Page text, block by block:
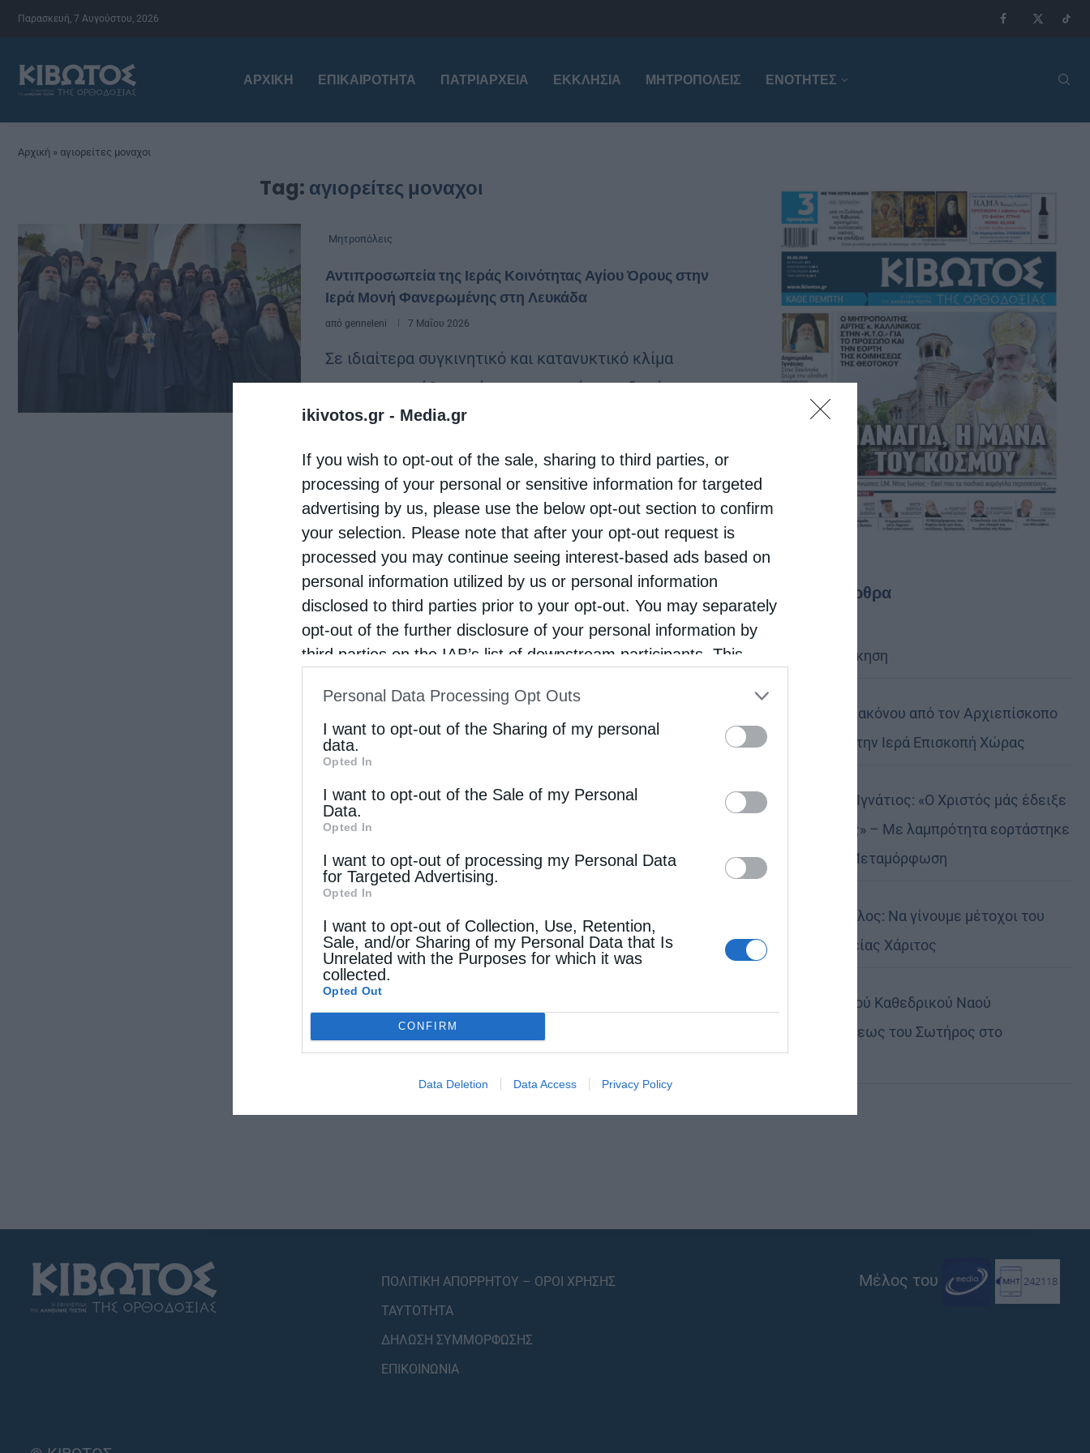
ikivotos.gr - Media.gr
If you wish to opt-out of the sale, sharing to third parties, or
processing of your personal or sensitive information for targeted
advertising by us, please use the below opt-out section to confirm
your selection. Please note that after your opt-out request is
processed you may continue seeing interest-based ads based on
personal information utilized by us or personal information
disclosed to third parties prior to your opt-out. You may separately
opt-out of the further disclosure of your personal information by
third parties on the IAB’s list of downstream participants. This
IAB’s List of Downstream Participantsthat may further disclose it to
other third parties.
Personal Data Processing Opt Outs
I want to opt-out of the Sharing of my personal
data.
Opted In
I want to opt-out of the Sale of my Personal
Data.
Opted In
I want to opt-out of processing my Personal Data
for Targeted Advertising.
Opted In
I want to opt-out of Collection, Use, Retention,
Sale, and/or Sharing of my Personal Data that Is
Unrelated with the Purposes for which it was
collected.
Opted Out
CONFIRM
Data Deletion Data Access Privacy Policy
Παρασκευή, 7 Αυγούστου, 2026
ΑΡΧΙΚΉ ΕΠΙΚΑΙΡΌΤΗΤΑ ΠΑΤΡΙΑΡΧΕΊΑ ΕΚΚΛΗΣΊΑ ΜΗΤΡΟΠΌΛΕΙΣ ΕΝΟΤΗΤΕΣ
Αρχική » αγιορείτες μοναχοι
Tag: αγιορείτες μοναχοι
Μητροπόλεις
Αντιπροσωπεία της Ιεράς Κοινότητας Αγίου Όρους στην
Ιερά Μονή Φανερωμένης στη Λευκάδα
από genneleni 7 Μαΐου 2026
Σε ιδιαίτερα συγκινητικό και κατανυκτικό κλίμα
πραγματοποιήθηκε σήμερα το πρωί η υποδοχή της
αντιπροσωπείας της Ιερά Κοινότητα Αγίου Όρους στην
θαυματουργού εικόνας …
Τελευταία άρθρα
Κακό και εκδίκηση
Χειροτονία Διακόνου από τον Αρχιεπίσκοπο
Αυστραλίας στην Ιερά Επισκοπή Χώρας
Δημητριάδος Ιγνάτιος: «Ο Χριστός μάς έδειξε
το μέλλον μας» – Με λαμπρότητα εορτάστηκε
στον Βόλο η Μεταμόρφωση
Κορίνθου Παύλος: Να γίνουμε μέτοχοι του
φωτός της Θείας Χάριτος
Πανήγυρη Ιερού Καθεδρικού Ναού
Μεταμορφώσεως του Σωτήρος στο
ΠΟΛΙΤΙΚΗ ΑΠΟΡΡΗΤΟΥ – ΟΡΟΙ ΧΡΗΣΗΣ
ΤΑΥΤΟΤΗΤΑ
ΔΗΛΩΣΗ ΣΥΜΜΟΡΦΩΣΗΣ
ΕΠΙΚΟΙΝΩΝΙΑ
Μέλος του